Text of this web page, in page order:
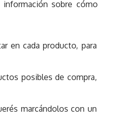
información sobre cómo
en cada producto, para
posibles de compra,
marcándolos con un